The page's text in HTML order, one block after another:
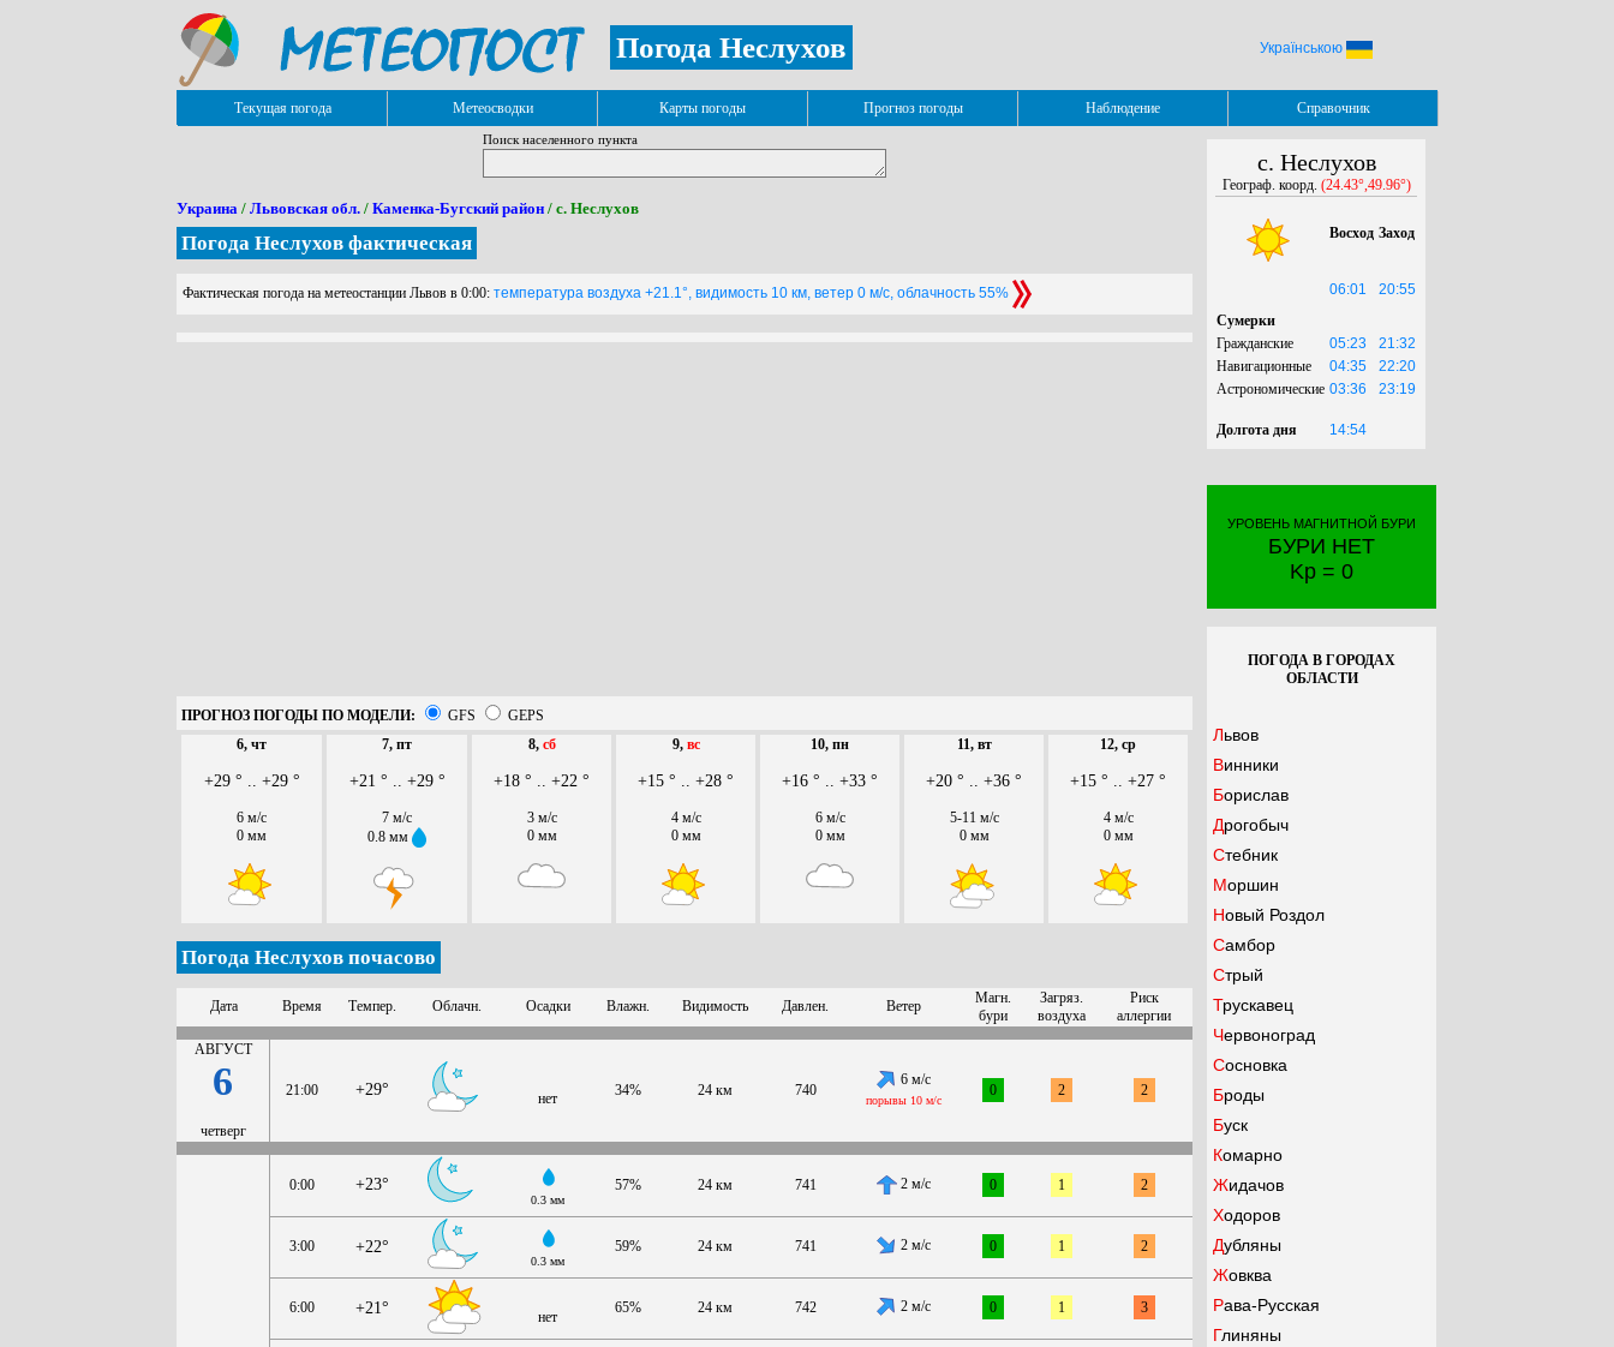
Погода Неслухов Українською
Текущая погода Метеосводки Карты погоды Прогноз погоды Наблюдение Справочник
Поиск населенного пункта
Украина / Львовская обл. / Каменка-Бугский район / с. Неслухов
Погода Неслухов фактическая
Фактическая погода на метеостанции Львов в 0:00: температура воздуха +21.1°, видимость 10 км, ветер 0 м/с, облачность 55%
ПРОГНОЗ ПОГОДЫ ПО МОДЕЛИ: GFS
GEPS
6, чт
+29 ° .. +29 °
6 м/с
0 мм
7, пт
+21 ° .. +29 °
7 м/с
0.8 мм
8, сб
+18 ° .. +22 °
3 м/с
0 мм
9, вс
+15 ° .. +28 °
4 м/с
0 мм
10, пн
+16 ° .. +33 °
6 м/с
0 мм
11, вт
+20 ° .. +36 °
5-11 м/с
0 мм
12, ср
+15 ° .. +27 °
4 м/с
0 мм
Погода Неслухов почасово
Дата Время Темпер. Облачн. Осадки Влажн. Видимость Давлен. Ветер
Магн.
бури
Загряз.
воздуха
Риск
аллергии
АВГУСТ
6
четверг
21:00 +29° нет 34% 24 км 740
6 м/с
порывы 10 м/с
0 2 2
0:00 +23°
0.3 мм
57% 24 км 741 2 м/с 0 1 2
3:00 +22°
0.3 мм
59% 24 км 741 2 м/с 0 1 2
6:00 +21° нет
65% 24 км 742 2 м/с 0 1 3
с. Неслухов
Географ. коорд. (24.43°,49.96°)
Восход Заход
06:01
20:55
Сумерки
Гражданские
05:23
21:32
Навигационные
04:35
22:20
Астрономические 03:36 23:19
Долгота дня 14:54
УРОВЕНЬ МАГНИТНОЙ БУРИ
БУРИ НЕТ
Kp = 0
ПОГОДА В ГОРОДАХ
ОБЛАСТИ
Львов
Винники
Борислав
Дрогобыч
Стебник
Моршин
Новый Роздол
Самбор
Стрый
Трускавец
Червоноград
Сосновка
Броды
Буск
Комарно
Жидачов
Ходоров
Дубляны
Жовква
Рава-Русская
Глиняны